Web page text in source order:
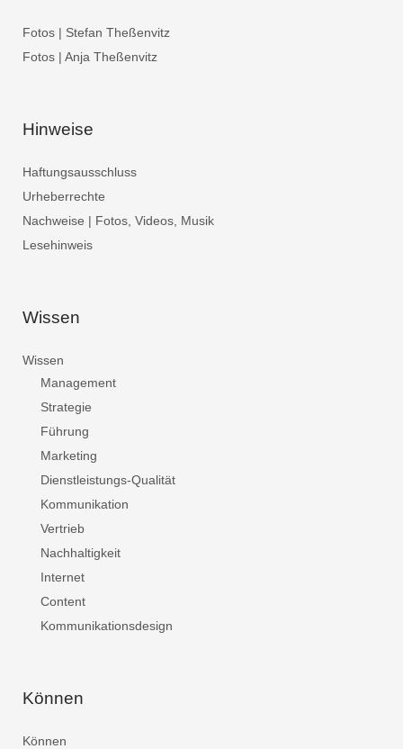
Fotos | Stefan Theßenvitz
Fotos | Anja Theßenvitz
Hinweise
Haftungsausschluss
Urheberrechte
Nachweise | Fotos, Videos, Musik
Lesehinweis
Wissen
Wissen
Management
Strategie
Führung
Marketing
Dienstleistungs-Qualität
Kommunikation
Vertrieb
Nachhaltigkeit
Internet
Content
Kommunikationsdesign
Können
Können